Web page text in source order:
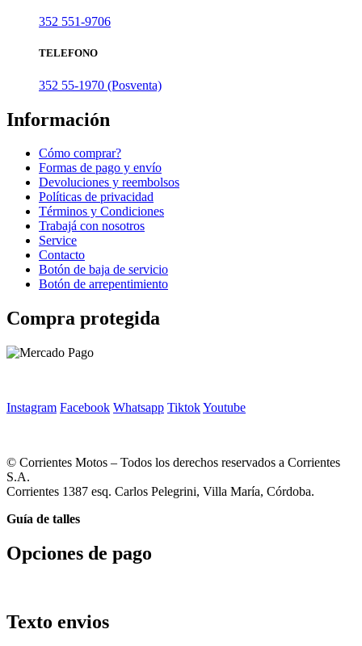
352 551-9706
TELEFONO
352 55-1970 (Posventa)
Información
Cómo comprar?
Formas de pago y envío
Devoluciones y reembolsos
Políticas de privacidad
Términos y Condiciones
Trabajá con nosotros
Service
Contacto
Botón de baja de servicio
Botón de arrepentimiento
Compra protegida
Instagram Facebook Whatsapp TiktokYoutube
© Corrientes Motos – Todos los derechos reservados a Corrientes
S.A.
Corrientes 1387 esq. Carlos Pelegrini, Villa María, Córdoba.
Guía de talles
Opciones de pago
Texto envios